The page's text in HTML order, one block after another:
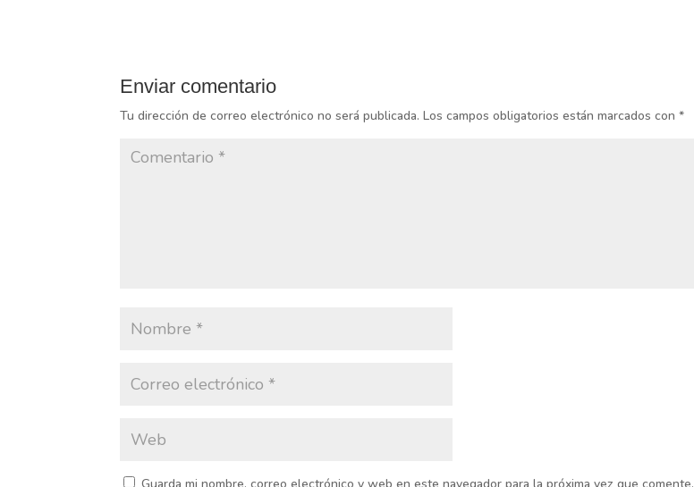
Enviar comentario
Tu dirección de correo electrónico no será publicada. Los campos obligatorios están marcados con*